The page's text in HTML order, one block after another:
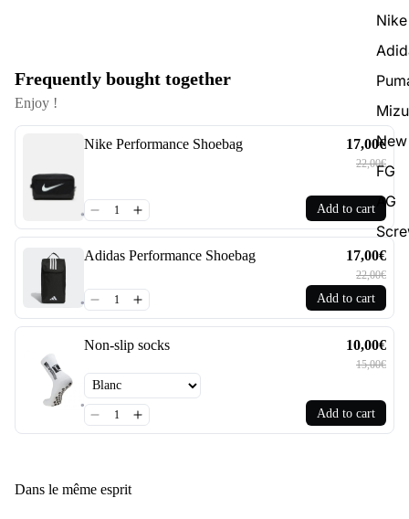
Nike
FG
AG
Frequently bought together
Enjoy !
Nike Performance Shoebag 17,00€
22,00€
Add to cart
Adidas Performance Shoebag 17,00€
22,00€
Add to cart
Non-slip socks 10,00€
15,00€
Add to cart
Dans le même esprit